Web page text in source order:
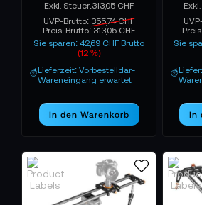
313,05 CHF
UVP-Brutto: 355,74 CHF
Preis-Brutto: 313,05 CHF
Sie sparen: 42,69 CHF Brutto
(12 %)
Lieferzeit: Vorbestelldar-
Wareneingang erwartet
In den Warenkorb
Sie
In